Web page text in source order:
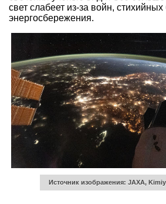
свет слабеет из-за войн,
энергосбережения.
Источник изображения: JAXA,